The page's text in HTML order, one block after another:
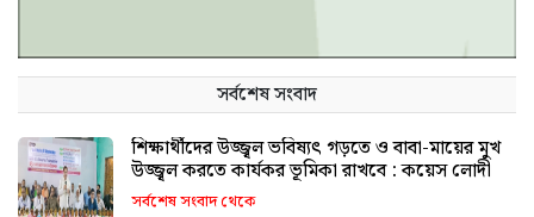
সর্বশেষ সংবাদ
শিক্ষার্থীদের উজ্জ্বল ভবিষ্যৎ গড়তে ও বাবা-মায়ের মুখ
উজ্জ্বল করতে কার্যকর ভূমিকা রাখবে : কয়েস লোদী
সর্বশেষ সংবাদ থেকে